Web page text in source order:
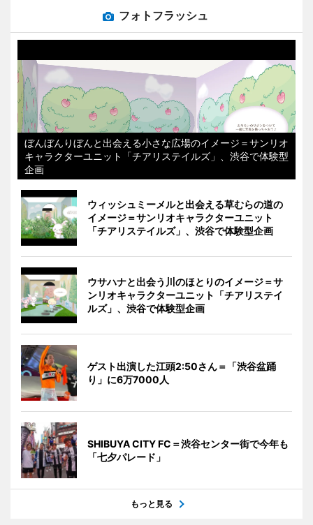
フォトフラッシュ
ぼんぼんりぼんと出会える小さな広場のイメージ＝サンリオ
キャラクターユニット「チアリステイルズ」、渋谷で体験型
企画
ウィッシュミーメルと出会える草むらの道の
イメージ＝サンリオキャラクターユニット
「チアリステイルズ」、渋谷で体験型企画
ウサハナと出会う川のほとりのイメージ＝サ
ンリオキャラクターユニット「チアリステイ
ルズ」、渋谷で体験型企画
ゲスト出演した江頭2:50さん＝「渋谷盆踊
り」に6万7000人
SHIBUYA CITY FC＝渋谷センター街で今年も
「七夕パレード」
もっと見る